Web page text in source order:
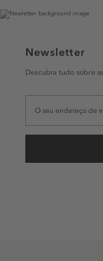
Newsletter
Descubra tudo sobre